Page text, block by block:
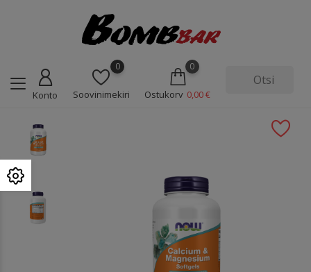
Konto
0
Soovinimekiri
0
Ostukorv 0,00 €